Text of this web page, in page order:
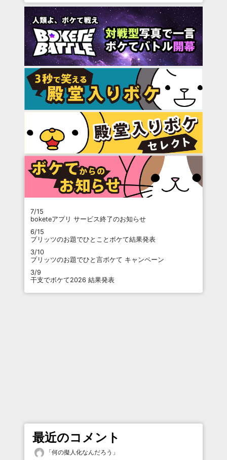
7/15
boketeアプリ サービス終了のお知らせ
6/15
プリッツのお題でひとことボケて結果発表
3/10
プリッツのお題でひと言ボケて キャンペーン
3/9
干支でボケて2026 結果発表
最近のコメント
「何の擬人化なんだろう 」